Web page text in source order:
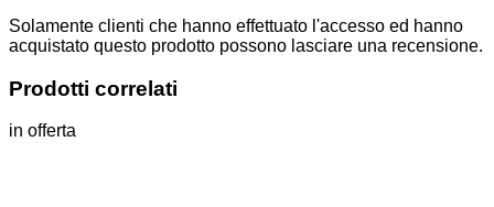
Solamente clienti che hanno effettuato l'accesso ed hanno
acquistato questo prodotto possono lasciare una recensione.
Prodotti correlati
in offerta